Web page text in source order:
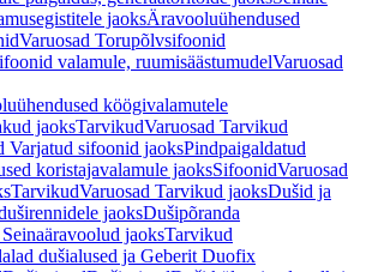
jaoksÄravooluühendused
Varuosad Torupõlvsifoonid
valamule, ruumisäästumudelVaruosad
köögivalamutele
jaoksTarvikudVaruosad Tarvikud
Varjatud sifoonid jaoksPindpaigaldatud
koristajavalamule jaoksSifoonidVaruosad
TarvikudVaruosad Tarvikud jaoksDušid ja
jaoksDušipõranda
jaoksTarvikud
dušialused ja Geberit Duofix